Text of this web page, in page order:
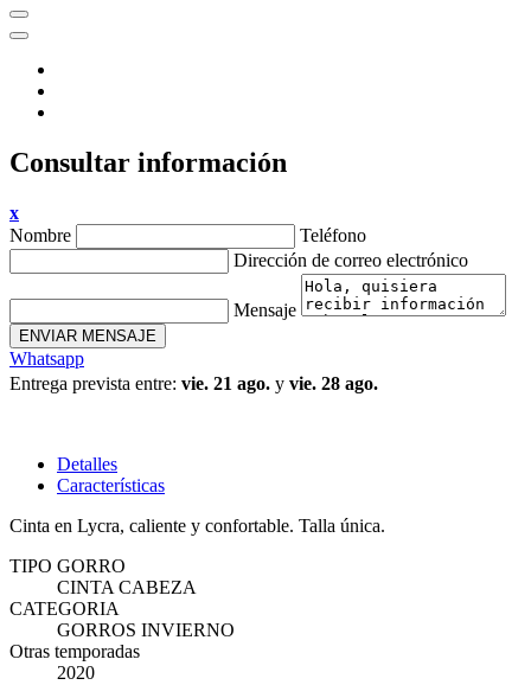
Consultar información
x
Nombre
Teléfono
Dirección de correo electrónico
Mensaje
ENVIAR MENSAJE
Whatsapp
Entrega prevista entre: vie. 21 ago. y vie. 28 ago.
Detalles
Características
Cinta en Lycra, caliente y confortable. Talla única.
TIPO GORRO
CINTA CABEZA
CATEGORIA
GORROS INVIERNO
Otras temporadas
2020